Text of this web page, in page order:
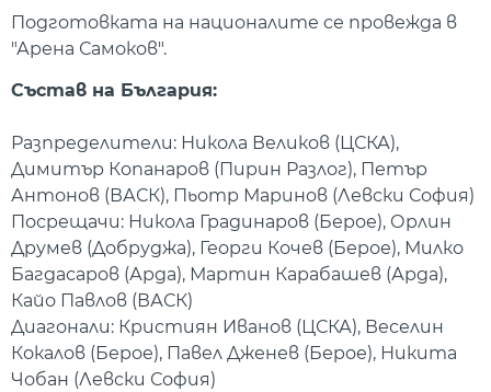
Подготовката на националите се провежда в
"Арена Самоков".
Състав на България:
Разпределители: Никола Великов (ЦСКА),
Димитър Копанаров (Пирин Разлог), Петър
Антонов (ВАСК), Пьотр Маринов (Левски София)
Посрещачи: Никола Градинаров (Берое), Орлин
Друмев (Добруджа), Георги Кочев (Берое), Милко
Багдасаров (Арда), Мартин Карабашев (Арда),
Кайо Павлов (ВАСК)
Диагонали: Кристиян Иванов (ЦСКА), Веселин
Кокалов (Берое), Павел Дженев (Берое), Никита
Чобан (Левски София)